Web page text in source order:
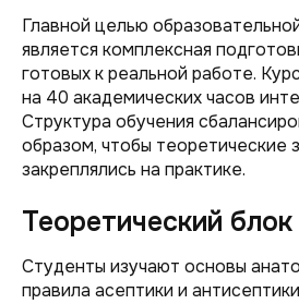
Главной целью
является комплексная
готовых к реальной работе.
на 40 академических часов
Структура обучения
образом, чтобы теоретические
закреплялись на практике.
Теоретический блок
Студенты изучают основы
правила асептики и